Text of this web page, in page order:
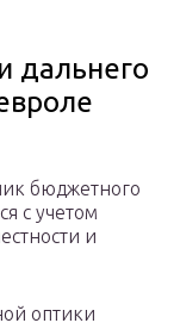
дальнего
бюджетного
с учетом
и
оптики